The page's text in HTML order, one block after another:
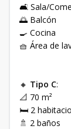
🛋️ Sala/
🌅 Balcón
🍳 Cocina
🧺 Área de
🔸 Tipo C:
📐 70 m²
🛏️ 2
🚿 2 baños